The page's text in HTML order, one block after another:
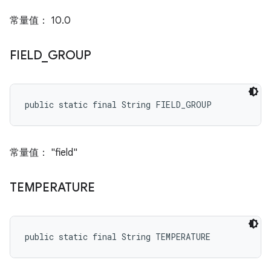
常量值： 10.0
FIELD_ GROUP
public static final String FIELD_GROUP
常量值： "field"
TEMPERATURE
public static final String TEMPERATURE